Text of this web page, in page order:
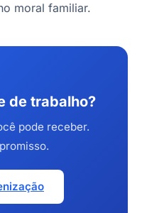
moral familiar.
de trabalho?
pode receber.